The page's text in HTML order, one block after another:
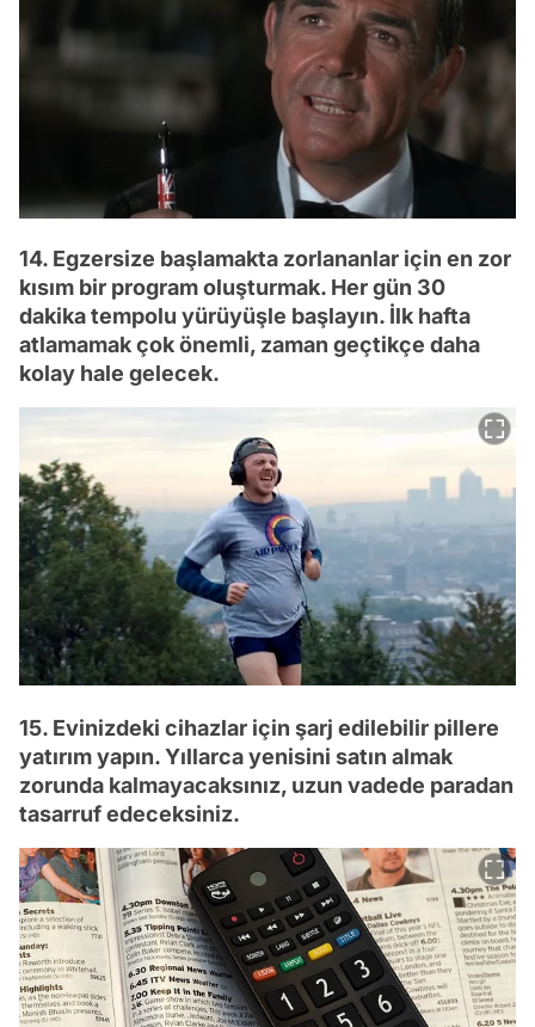
14. Egzersize başlamakta zorlananlar için en zor
kısım bir program oluşturmak. Her gün 30
dakika tempolu yürüyüşle başlayın. İlk hafta
atlamamak çok önemli, zaman geçtikçe daha
kolay hale gelecek.
15. Evinizdeki cihazlar için şarj edilebilir pillere
yatırım yapın. Yıllarca yenisini satın almak
zorunda kalmayacaksınız, uzun vadede paradan
tasarruf edeceksiniz.